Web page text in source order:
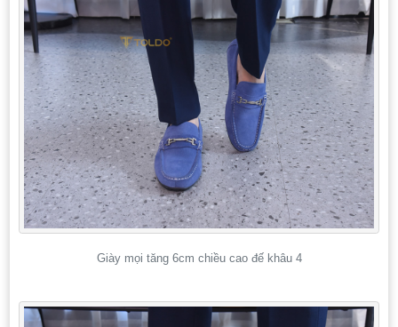
Giày mọi tăng 6cm chiều cao đế khâu 4